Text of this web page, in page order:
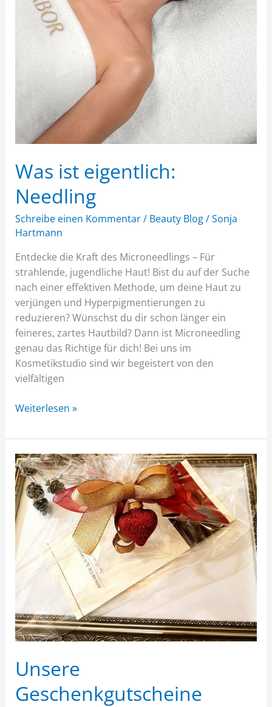
Was ist eigentlich:
Needling
Schreibe einen Kommentar/ Beauty Blog/Sonja
Hartmann
Entdecke die Kraft des Microneedlings – Für
strahlende, jugendliche Haut! Bist du auf der Suche
nach einer effektiven Methode, um deine Haut zu
verjüngen und Hyperpigmentierungen zu
reduzieren? Wünschst du dir schon länger ein
feineres, zartes Hautbild? Dann ist Microneedling
genau das Richtige für dich! Bei uns im
Kosmetikstudio sind wir begeistert von den
vielfältigen
Weiterlesen »
Unsere
Geschenkgutscheine
Unsere
Geschenkgutscheine